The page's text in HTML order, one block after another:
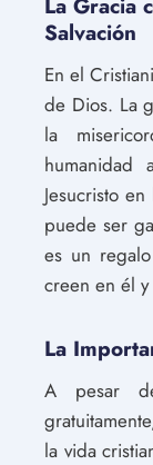
La Gracia
Salvación
En el
de Dios. La
la
Jesucristo
puede ser
es un
creen en él
La
A pesar
la vida